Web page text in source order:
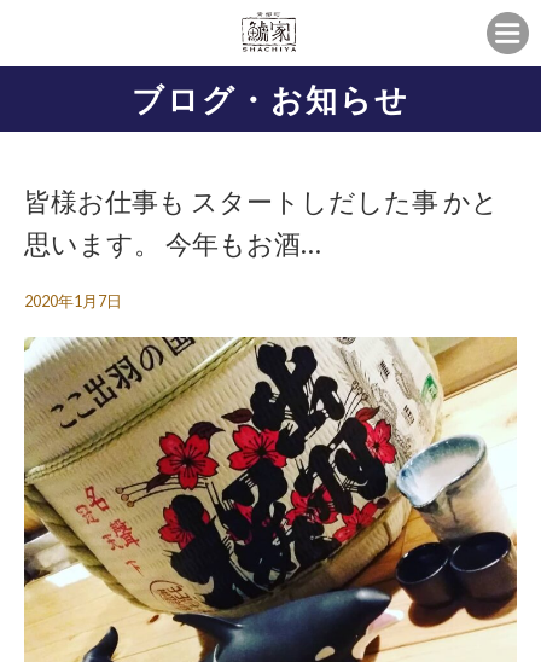
ブログ・お知らせ
皆様お仕事も スタートしだした事 かと
思います。 今年もお酒…
2020年1月7日